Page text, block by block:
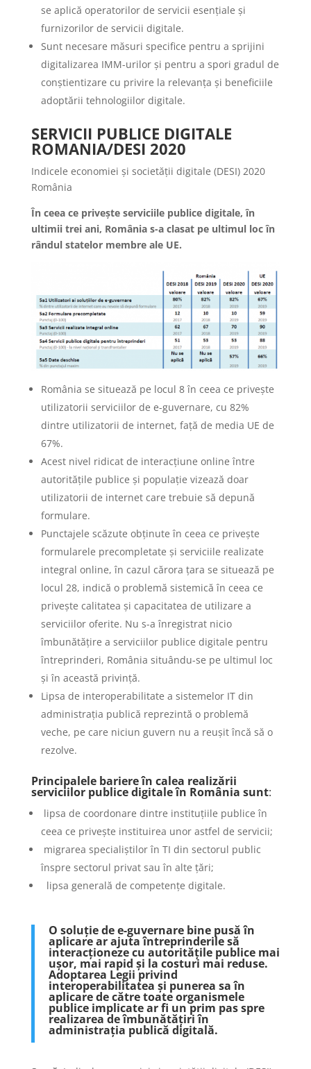
se aplică operatorilor de servicii esențiale și
furnizorilor de servicii digitale.
Sunt necesare măsuri specifice pentru a sprijini
digitalizarea IMM-urilor și pentru a spori gradul de
conștientizare cu privire la relevanța și beneficiile
adoptării tehnologiilor digitale.
SERVICII PUBLICE DIGITALE
ROMANIA/DESI 2020
Indicele economiei și societății digitale (DESI) 2020
România
În ceea ce privește serviciile publice digitale, în
ultimii trei ani, România s-a clasat pe ultimul loc în
rândul statelor membre ale UE.
România se situează pe locul 8 în ceea ce privește
utilizatorii serviciilor de e-guvernare, cu 82%
dintre utilizatorii de internet, față de media UE de
67%.
Acest nivel ridicat de interacțiune online între
autoritățile publice și populație vizează doar
utilizatorii de internet care trebuie să depună
formulare.
Punctajele scăzute obținute în ceea ce privește
formularele precompletate și serviciile realizate
integral online, în cazul cărora țara se situează pe
locul 28, indică o problemă sistemică în ceea ce
privește calitatea și capacitatea de utilizare a
serviciilor oferite. Nu s-a înregistrat nicio
îmbunătățire a serviciilor publice digitale pentru
întreprinderi, România situându-se pe ultimul loc
și în această privință.
Lipsa de interoperabilitate a sistemelor IT din
administrația publică reprezintă o problemă
veche, pe care niciun guvern nu a reușit încă să o
rezolve.
Principalele bariere în calea realizării
serviciilor publice digitale în România sunt:
lipsa de coordonare dintre instituțiile publice în
ceea ce privește instituirea unor astfel de servicii;
migrarea specialiștilor în TI din sectorul public
înspre sectorul privat sau în alte țări;
lipsa generală de competențe digitale.
O soluție dee-guvernarebine pusă în
aplicare ar ajuta întreprinderile să
interacționeze cu autoritățile publice mai
ușor, mai rapid și la costuri mai reduse.
Adoptarea Legii privind
interoperabilitatea și punerea sa în
aplicare de către toate organismele
publice implicate ar fi un prim pas spre
realizarea de îmbunătățiri în
administrația publică digitală.